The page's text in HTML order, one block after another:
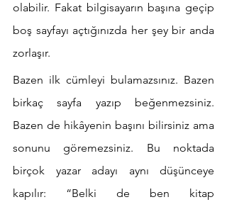
olabilir. Fakat bilgisayarın başına geçip
boş sayfayı açtığınızda her şey bir anda
zorlaşır.
Bazen ilk cümleyi bulamazsınız. Bazen
birkaç sayfa yazıp beğenmezsiniz.
Bazen de hikâyenin başını bilirsiniz ama
sonunu göremezsiniz. Bu noktada
birçok yazar adayı aynı düşünceye
kapılır: “Belki de ben kitap